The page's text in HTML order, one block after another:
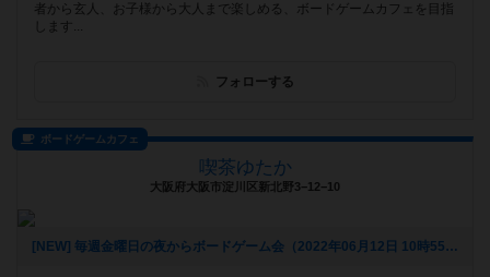
者から玄人、お子様から大人まで楽しめる、ボードゲームカフェを目指
します...
フォローする
ボードゲームカフェ
喫茶ゆたか
大阪府大阪市淀川区新北野3−12−10
[NEW] 毎週金曜日の夜からボードゲーム会（2022年06月12日 10時55分）